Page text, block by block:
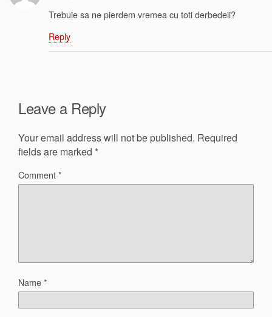
Trebuie sa ne pierdem vremea cu toti derbedeii?
Reply
Leave a Reply
Your email address will not be published. Required
fields are marked *
Comment*
Name*